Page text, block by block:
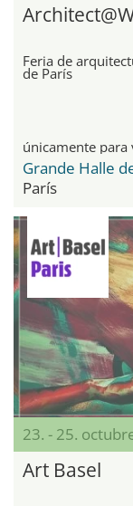
Feria de
de París
únicamente
Grande Halle
París
23. - 25.
Art Basel